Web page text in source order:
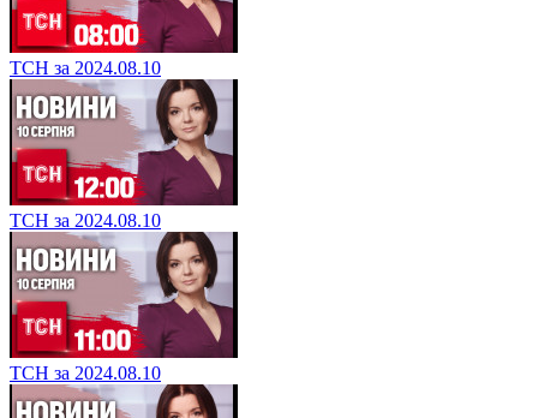
ТСН за 2024.08.10
ТСН за 2024.08.10
ТСН за 2024.08.10